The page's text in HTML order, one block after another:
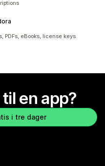
PDFs, eBooks, license keys
en app?
i tre dager